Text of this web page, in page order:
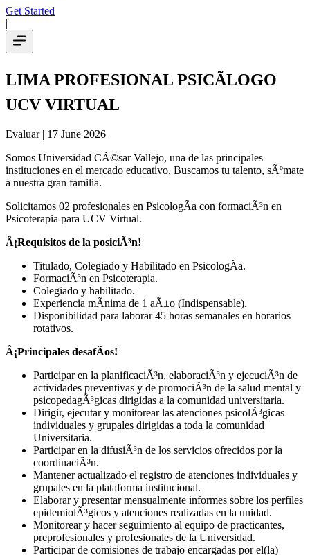
Get Started
|
LIMA PROFESIONAL PSICÃLOGO
UCV VIRTUAL
Evaluar| 17 June 2026
Somos Universidad CÃ©sar Vallejo, una de las principales
instituciones en el mercado educativo. Buscamos tu talento, sÃºmate
a nuestra gran familia.
Solicitamos 02 profesionales en PsicologÃ­a con formaciÃ³n en
Psicoterapia para UCV Virtual.
Â¡Requisitos de la posiciÃ³n!
Titulado, Colegiado y Habilitado en PsicologÃ­a.
FormaciÃ³n en Psicoterapia.
Colegiado y habilitado.
Experiencia mÃ­nima de 1 aÃ±o (Indispensable).
Disponibilidad para laborar 45 horas semanales en horarios
rotativos.
Â¡Principales desafÃ­os!
Participar en la planificaciÃ³n, elaboraciÃ³n y ejecuciÃ³n de
actividades preventivas y de promociÃ³n de la salud mental y
psicopedagÃ³gicas dirigidas a la comunidad universitaria.
Dirigir, ejecutar y monitorear las atenciones psicolÃ³gicas
individuales y grupales dirigidas a toda la comunidad
Universitaria.
Participar en la difusiÃ³n de los servicios ofrecidos por la
coordinaciÃ³n.
Mantener actualizado el registro de atenciones individuales y
grupales en la plataforma institucional.
Elaborar y presentar mensualmente informes sobre los perfiles
epidemiolÃ³gicos y atenciones realizadas en la unidad.
Monitorear y hacer seguimiento al equipo de practicantes,
preprofesionales y profesionales de la Universidad.
Participar de comisiones de trabajo encargadas por el(la)